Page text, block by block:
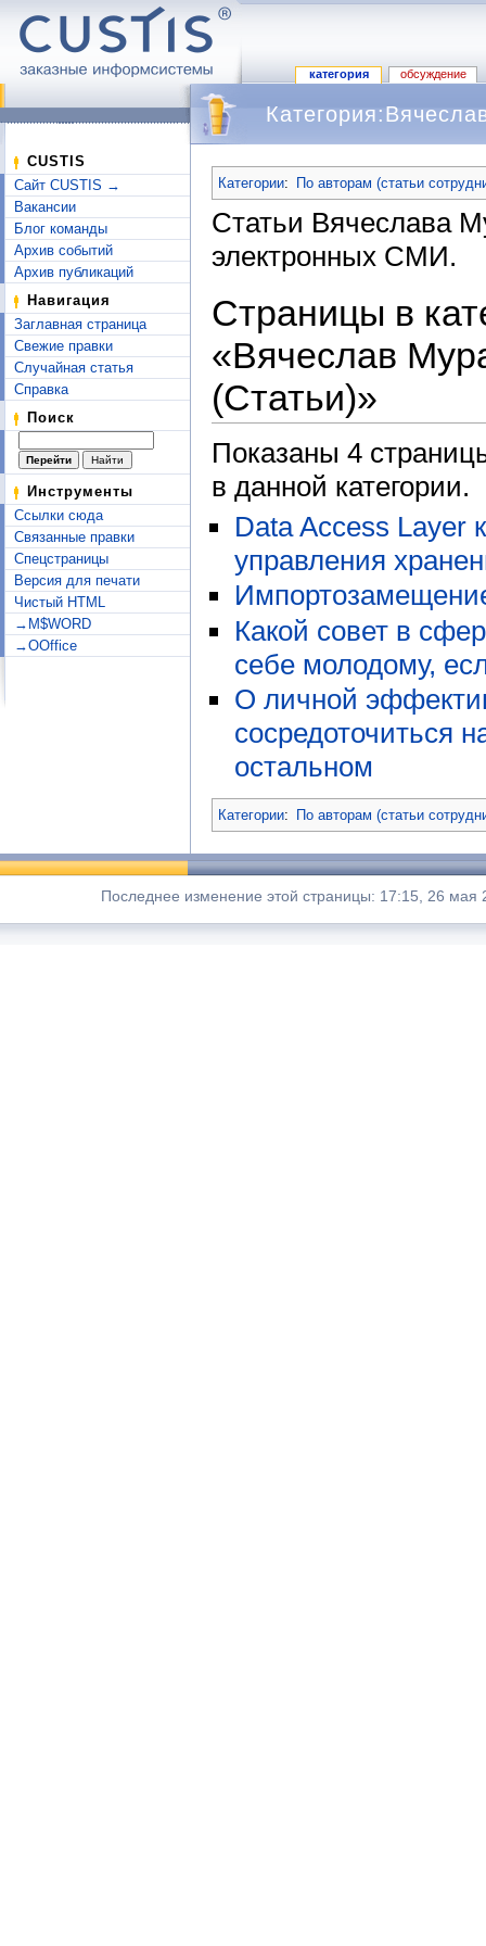
категория обсуждение
CUSTIS
Сайт CUSTIS →
Вакансии
Блог команды
Архив событий
Архив публикаций
Навигация
Заглавная страница
Свежие правки
Случайная статья
Справка
Поиск
Инструменты
Ссылки сюда
Связанные правки
Спецстраницы
Версия для печати
Чистый HTML
→M$WORD
→OOffice
Категории: По авторам (статьи
Статьи Вячеслава
электронных СМИ.
Страницы в
«Вячеслав
(Статьи)»
Показаны 4
в данной категории.
Data Access Layer
управления
Какой совет в
себе молодому,
О личной
сосредоточиться
остальном
Категории: По авторам (статьи
Последнее изменение этой страницы: 17:15, 26 мая